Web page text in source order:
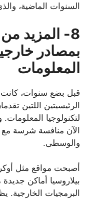
السنوات الماضية،
8- المزيد
بمصادر
المعلومات
قبل بضع سنوات، كانت
الرئيسيتين اللتين
لتكنولوجيا
الآن منافسة شرسة مع
والوسطى.
أصبحت مواقع مثل
بيلاروسيا أماكن
البرمجيات